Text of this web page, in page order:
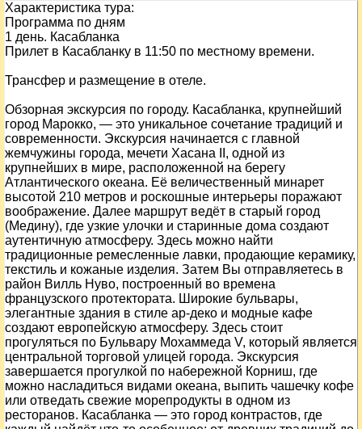
Характеристика тура:
Программа по дням
1 день. Касабланка
Прилет в Касабланку в 11:50 по местному времени.
Трансфер и размещение в отеле.
Обзорная экскурсия по городу. Касабланка, крупнейший
город Марокко, — это уникальное сочетание традиций и
современности. Экскурсия начинается с главной
жемчужины города, мечети Хасана II, одной из
крупнейших в мире, расположенной на берегу
Атлантического океана. Её величественный минарет
высотой 210 метров и роскошные интерьеры поражают
воображение. Далее маршрут ведёт в старый город
(Медину), где узкие улочки и старинные дома создают
аутентичную атмосферу. Здесь можно найти
традиционные ремесленные лавки, продающие керамику,
текстиль и кожаные изделия. Затем Вы отправляетесь в
район Вилль Нуво, построенный во времена
французского протектората. Широкие бульвары,
элегантные здания в стиле ар-деко и модные кафе
создают европейскую атмосферу. Здесь стоит
прогуляться по Бульвару Мохаммеда V, который является
центральной торговой улицей города. Экскурсия
завершается прогулкой по набережной Корниш, где
можно насладиться видами океана, выпить чашечку кофе
или отведать свежие морепродукты в одном из
ресторанов. Касабланка — это город контрастов, где